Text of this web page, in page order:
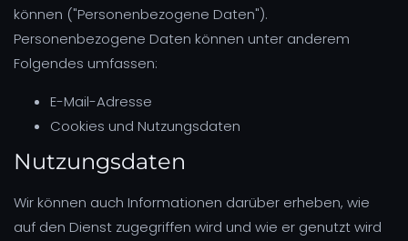
können ("Personenbezogene Daten").
Personenbezogene Daten können unter anderem
Folgendes umfassen:
E-Mail-Adresse
Cookies und Nutzungsdaten
Nutzungsdaten
Wir können auch Informationen darüber erheben, wie
auf den Dienst zugegriffen wird und wie er genutzt wird